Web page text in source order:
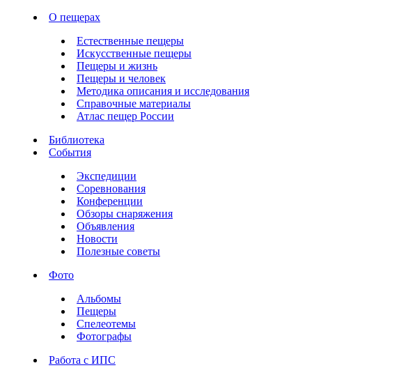
О пещерах
Естественные пещеры
Искусственные пещеры
Пещеры и жизнь
Пещеры и человек
Методика описания и исследования
Справочные материалы
Атлас пещер России
Библиотека
События
Экспедиции
Соревнования
Конференции
Обзоры снаряжения
Объявления
Новости
Полезные советы
Фото
Альбомы
Пещеры
Спелеотемы
Фотографы
Работа с ИПС